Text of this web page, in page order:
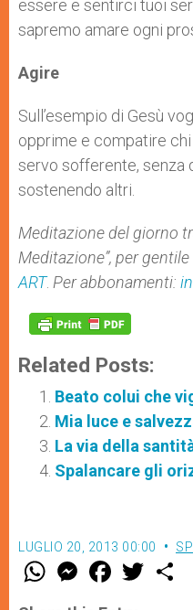
essere e sentirci tuoi
sapremo amare ogni
Agire
Sull’esempio di Gesù
opprime e compatire
servo sofferente, senza
sostenendo altri.
Meditazione del giorno
Meditazione”, per
ART. Per abbonamenti:
Related Posts:
Beato colui che
Mia luce e
La via della
Spalancare gli
LUGLIO 20, 2013 00:00
W M
e
F
a w